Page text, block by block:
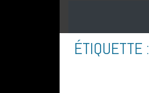
ÉTIQUETTE :